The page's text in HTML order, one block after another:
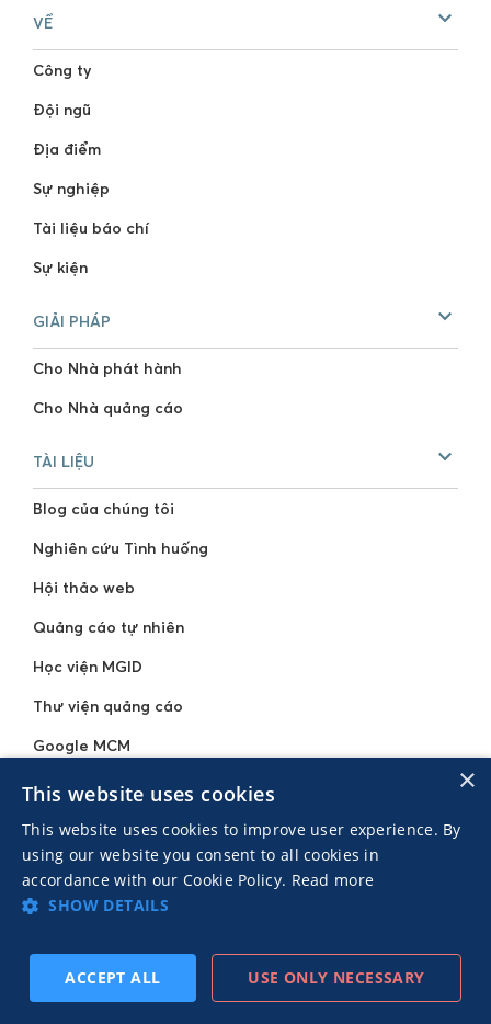
THEO
VỀ
Công ty
Đội ngũ
Địa điểm
Sự nghiệp
Tài liệu báo chí
Sự kiện
GIẢI PHÁP
Cho Nhà phát hành
Cho Nhà quảng cáo
TÀI LIỆU
Blog của chúng tôi
Nghiên cứu Tình huống
Hội thảo web
Quảng cáo tự nhiên
Học viện MGID
Thư viện quảng cáo
Google MCM
MGID Plus
TRUNG TÂM HỖ TRỢ
Cơ sở Kiến thức
×
This website uses cookies
This website uses cookies to improve user experience. By
using our website you consent to all cookies in
accordance with our Cookie Policy. Read more
SHOW DETAILS
ACCEPT ALL USE ONLY NECESSARY